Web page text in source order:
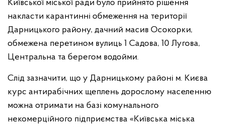
Київської міської ради було прийнято рішення
накласти карантинні обмеження на території
Дарницького району, дачний масив Осокорки,
обмежена перетином вулиць 1 Садова, 10 Лугова,
Центральна та берегом водойми.
Слід зазначити, що у Дарницькому районі м. Києва
курс антирабічних щеплень дорослому населенню
можна отримати на базі комунального
некомерційного підприємства «Київська міська